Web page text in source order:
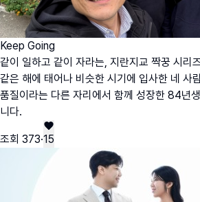
Keep Going
같이 일하고 같이 자라는, 지란지교 짝꿍 시
같은 해에 태어나 비슷한 시기에 입사한 네 사
품질이라는 다른 자리에서 함께 성장한 84년
니다.
조회 373·15